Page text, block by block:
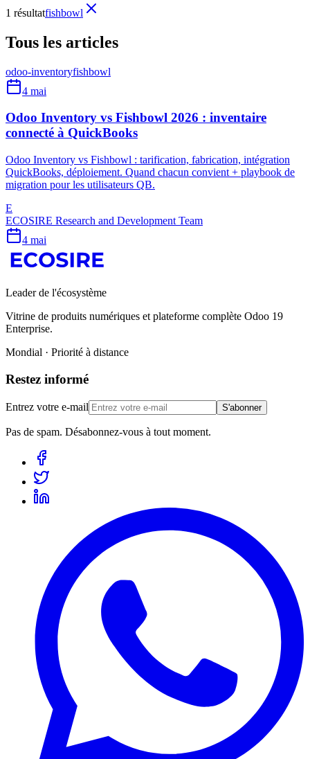
1 résultatfishbowl
Tous les articles
odoo-inventoryfishbowl
4 mai
Odoo Inventory vs Fishbowl 2026 : inventaire
connecté à QuickBooks
Odoo Inventory vs Fishbowl : tarification, fabrication, intégration
QuickBooks, déploiement. Quand chacun convient + playbook de
migration pour les utilisateurs QB.
E
ECOSIRE Research and Development Team
4 mai
Leader de l'écosystème
Vitrine de produits numériques et plateforme complète Odoo 19
Enterprise.
Mondial · Priorité à distance
Restez informé
Entrez votre e-mail S'abonner
Pas de spam. Désabonnez-vous à tout moment.